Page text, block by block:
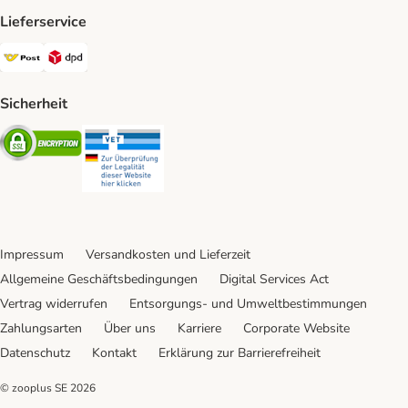
Lieferservice
Österreichische Post Shipping Method
Sicherheit
Security
Impressum
Versandkosten und Lieferzeit
Allgemeine Geschäftsbedingungen
Digital Services Act
Vertrag widerrufen
Entsorgungs- und Umweltbestimmungen
Zahlungsarten
Über uns Karriere
Corporate Website
Datenschutz
Kontakt Erklärung zur Barrierefreiheit
© zooplus SE 2026